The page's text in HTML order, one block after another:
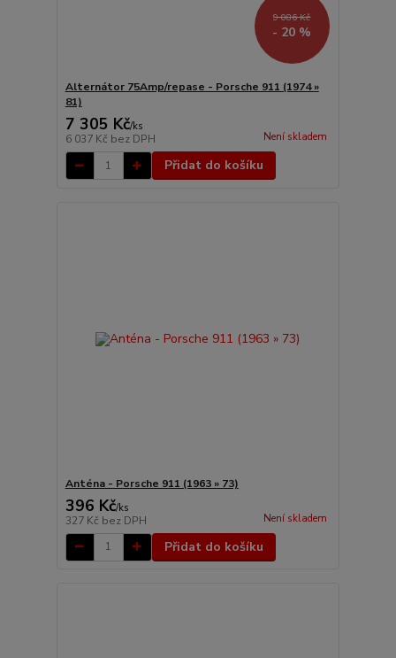
9 086 Kč
- 20 %
Alternátor 75Amp/repase - Porsche 911 (1974 »
81)
7 305 Kč/ks
6 037 Kč bez DPH Není skladem
Přidat do košíku
Anténa - Porsche 911 (1963 » 73)
396 Kč/ks
327 Kč bez DPH Není skladem
Přidat do košíku